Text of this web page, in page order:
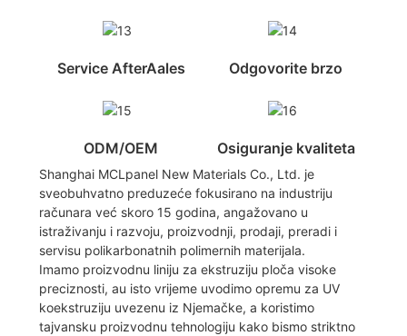
Service AfterAales Odgovorite brzo
ODM/OEM Osiguranje kvaliteta
Shanghai MCLpanel New Materials Co., Ltd. je
sveobuhvatno preduzeće fokusirano na industriju
računara već skoro 15 godina, angažovano u
istraživanju i razvoju, proizvodnji, prodaji, preradi i
servisu polikarbonatnih polimernih materijala.
Imamo proizvodnu liniju za ekstruziju ploča visoke
preciznosti, au isto vrijeme uvodimo opremu za UV
koekstruziju uvezenu iz Njemačke, a koristimo
tajvansku proizvodnu tehnologiju kako bismo striktno